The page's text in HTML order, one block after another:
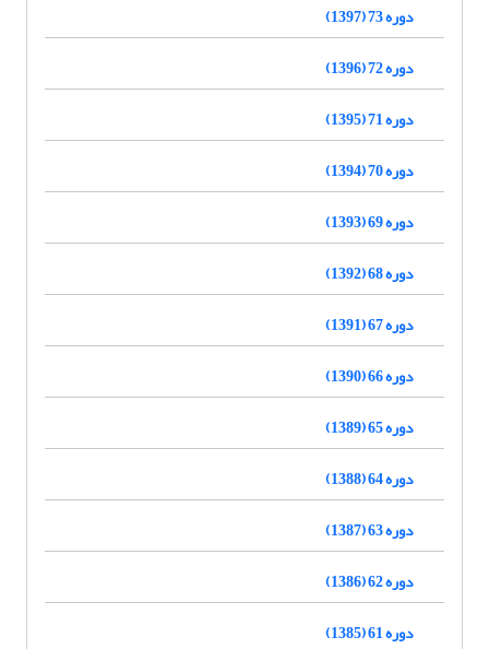
دوره 73 (1397)
دوره 72 (1396)
دوره 71 (1395)
دوره 70 (1394)
دوره 69 (1393)
دوره 68 (1392)
دوره 67 (1391)
دوره 66 (1390)
دوره 65 (1389)
دوره 64 (1388)
دوره 63 (1387)
دوره 62 (1386)
دوره 61 (1385)